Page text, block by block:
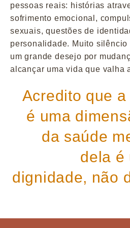
pessoas reais: histórias
sofrimento emocional,
sexuais, questões de
personalidade. Muito silêncio
um grande desejo por
alcançar uma vida que valha
Acredito que
é uma
da saúde
dela é
dignidade, não